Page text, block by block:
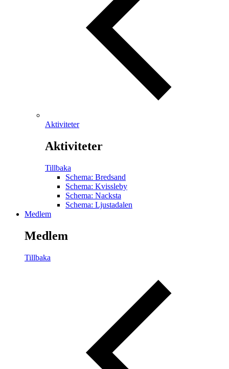
Aktiviteter
Aktiviteter
Tillbaka
Schema: Bredsand
Schema: Kvissleby
Schema: Nacksta
Schema: Ljustadalen
Medlem
Medlem
Tillbaka